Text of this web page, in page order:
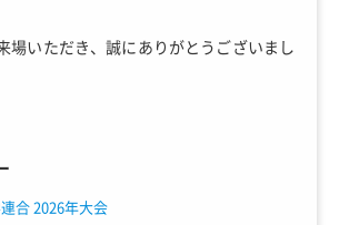
場いただき、誠にありがとうございまし
合 2026年大会